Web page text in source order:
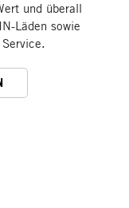
und überall
Läden sowie